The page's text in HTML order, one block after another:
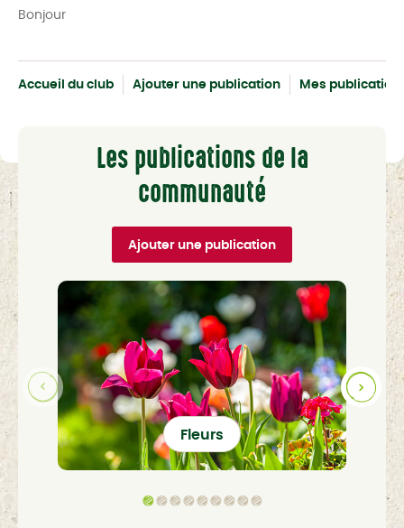
Bonjour
Accueil du club Ajouter une publication Mes
Les publications de la
communauté
Ajouter une publication
Fleurs